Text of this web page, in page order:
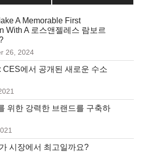
A Memorable First
With A 로스앤젤레스 람보르
26, 2024
CES에서 공개된 새로운 수소
위한 강력한 브랜드를 구축하
시장에서 최고일까요?